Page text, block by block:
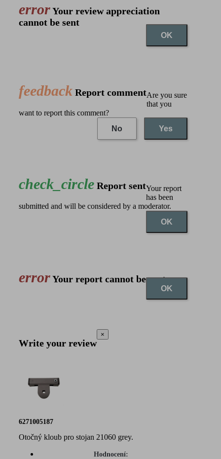
errorYour review appreciation
cannot be sent
OK
feedback Report commentAre you sure
that you
want to report this comment?
No
Yes
check_circle Report sentYour report
has been
submitted and will be considered by a moderator.
OK
errorYour report cannot be sent
OK
Write your review
×
6271005187
Otočný kloub pro stojan 21060 grey.
Hodnocení: